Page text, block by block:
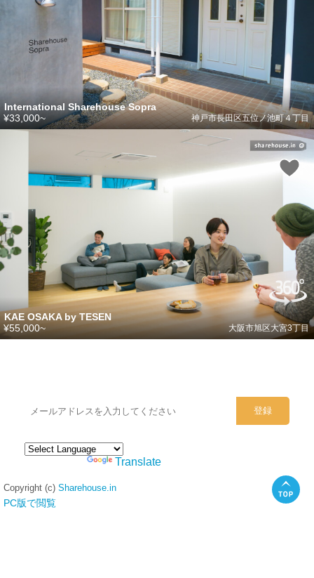
International Sharehouse Sopra
神戸市長田区五位ノ池町４丁目
¥33,000~
KAE OSAKA by TESEN
大阪市旭区大宮3丁目
¥55,000~
Translate
Copyright (c) Sharehouse.in
PC版で閲覧